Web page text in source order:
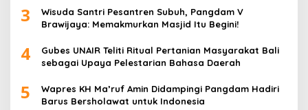
3
Wisuda Santri Pesantren Subuh, Pangdam V
Brawijaya: Memakmurkan Masjid Itu Begini!
4
Gubes UNAIR Teliti Ritual Pertanian Masyarakat Bali
sebagai Upaya Pelestarian Bahasa Daerah
5
Wapres KH Ma’ruf Amin Didampingi Pangdam Hadiri
Barus Bersholawat untuk Indonesia